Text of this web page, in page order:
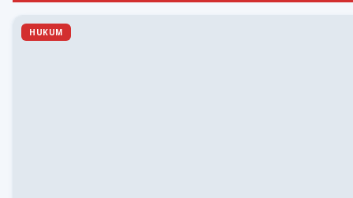
HUKUM